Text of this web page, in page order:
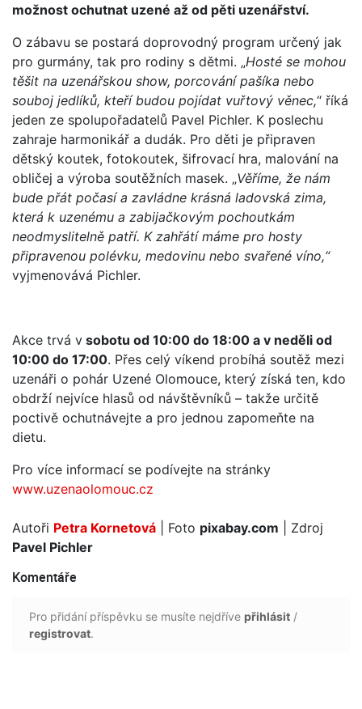
možnost ochutnat uzené až od pěti uzenářství.
O zábavu se postará doprovodný program určený jak
pro gurmány, tak pro rodiny s dětmi. „Hosté se mohou
těšit na uzenářskou show, porcování pašíka nebo
souboj jedlíků, kteří budou pojídat vuřtový věnec,“ říká
jeden ze spolupořadatelů Pavel Pichler. K poslechu
zahraje harmonikář a dudák. Pro děti je připraven
dětský koutek, fotokoutek, šifrovací hra, malování na
obličej a výroba soutěžních masek. „Věříme, že nám
bude přát počasí a zavládne krásná ladovská zima,
která k uzenému a zabijačkovým pochoutkám
neodmyslitelně patří. K zahřátí máme pro hosty
připravenou polévku, medovinu nebo svařené víno,“
vyjmenovává Pichler.
Akce trvá v sobotu od 10:00 do 18:00 a v neděli od
10:00 do 17:00. Přes celý víkend probíhá soutěž mezi
uzenáři o pohár Uzené Olomouce, který získá ten, kdo
obdrží nejvíce hlasů od návštěvníků – takže určitě
poctivě ochutnávejte a pro jednou zapomeňte na
dietu.
Pro více informací se podívejte na stránky
www.uzenaolomouc.cz
Autoři Petra Kornetová | Foto pixabay.com | Zdroj
Pavel Pichler
Komentáře
Pro přidání příspěvku se musíte nejdříve přihlásit /
registrovat.